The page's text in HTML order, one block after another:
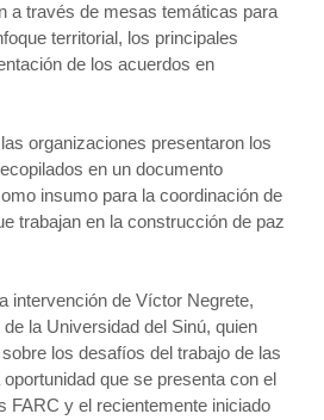
a través de mesas temáticas para
territorial, los principales
de los acuerdos en
organizaciones presentaron los
en un documento
insumo para la coordinación de
trabajan en la construcción de paz
intervención de Víctor Negrete,
la Universidad del Sinú, quien
los desafíos del trabajo de las
que se presenta con el
FARC y el recientemente iniciado